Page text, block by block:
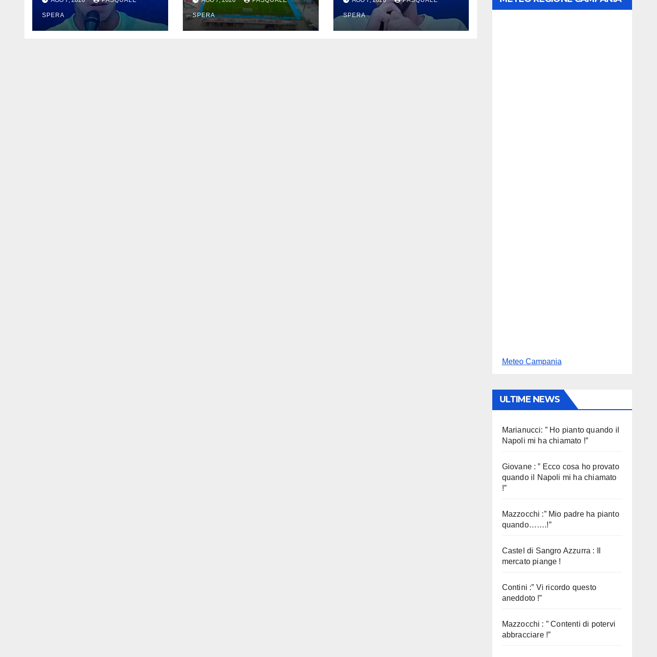
ha chiamato !”
SPERA SPERA SPERA
Meteo Campania
ULTIME NEWS
Marianucci: ” Ho pianto quando il
Napoli mi ha chiamato !”
Giovane : ” Ecco cosa ho provato
quando il Napoli mi ha chiamato
!”
Mazzocchi :” Mio padre ha pianto
quando…….!”
Castel di Sangro Azzurra : Il
mercato piange !
Contini :” Vi ricordo questo
aneddoto !”
Mazzocchi : ” Contenti di potervi
abbracciare !”